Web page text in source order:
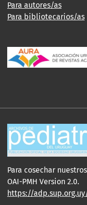
Para autores/as
Para bibliotecarios/as
Para cosechar
OAI-PMH Version 2.0.
https://